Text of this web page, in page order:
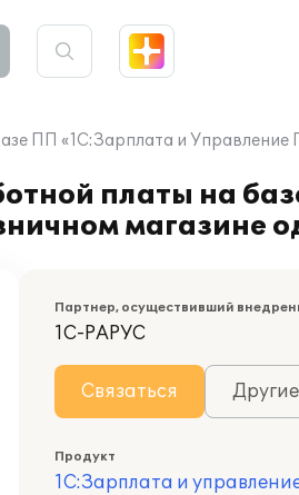
ПП «1С:Зарплата и
платы на
магазине
Партнер, осуществивший
1С-РАРУС
Связаться
Продукт
1С:Зарплата и